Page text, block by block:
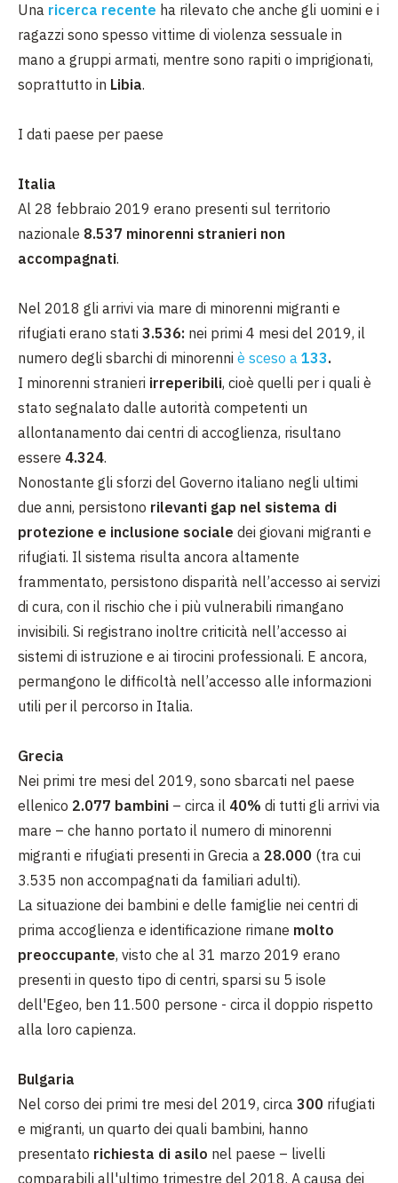
Una ricerca recente ha rilevato che anche gli uomini e i
ragazzi sono spesso vittime di violenza sessuale in
mano a gruppi armati, mentre sono rapiti o imprigionati,
soprattutto in Libia.
I dati paese per paese
Italia
Al 28 febbraio 2019 erano presenti sul territorio
nazionale 8.537 minorenni stranieri non
accompagnati.
Nel 2018 gli arrivi via mare di minorenni migranti e
rifugiati erano stati 3.536: nei primi 4 mesi del 2019, il
numero degli sbarchi di minorenni è sceso a 133.
I minorenni stranieri irreperibili, cioè quelli per i quali è
stato segnalato dalle autorità competenti un
allontanamento dai centri di accoglienza, risultano
essere 4.324.
Nonostante gli sforzi del Governo italiano negli ultimi
due anni, persistono rilevanti gap nel sistema di
protezione e inclusione sociale dei giovani migranti e
rifugiati. Il sistema risulta ancora altamente
frammentato, persistono disparità nell’accesso ai servizi
di cura, con il rischio che i più vulnerabili rimangano
invisibili. Si registrano inoltre criticità nell’accesso ai
sistemi di istruzione e ai tirocini professionali. E ancora,
permangono le difficoltà nell’accesso alle informazioni
utili per il percorso in Italia.
Grecia
Nei primi tre mesi del 2019, sono sbarcati nel paese
ellenico 2.077 bambini – circa il 40% di tutti gli arrivi via
mare – che hanno portato il numero di minorenni
migranti e rifugiati presenti in Grecia a 28.000 (tra cui
3.535 non accompagnati da familiari adulti).
La situazione dei bambini e delle famiglie nei centri di
prima accoglienza e identificazione rimane molto
preoccupante, visto che al 31 marzo 2019 erano
presenti in questo tipo di centri, sparsi su 5 isole
dell'Egeo, ben 11.500 persone - circa il doppio rispetto
alla loro capienza.
Bulgaria
Nel corso dei primi tre mesi del 2019, circa 300 rifugiati
e migranti, un quarto dei quali bambini, hanno
presentato richiesta di asilo nel paese – livelli
comparabili all'ultimo trimestre del 2018. A causa dei